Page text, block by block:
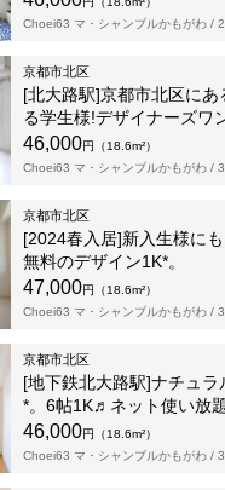
Choei63 マ・シャンブルかもがわ /
京都市北区
[北大路駅]京都市北区に
る学生様!デザイナーズワ
46,000円（18.6m²）
Choei63 マ・シャンブルかもがわ /
京都市北区
[2024春入居]新入生様に
無料のデザイン1K*。
47,000円（18.6m²）
Choei63 マ・シャンブルかもがわ /
京都市北区
[地下鉄北大路駅]ナチュラ
*。6帖1K♬ネット使い放
46,000円（18.6m²）
Choei63 マ・シャンブルかもがわ /